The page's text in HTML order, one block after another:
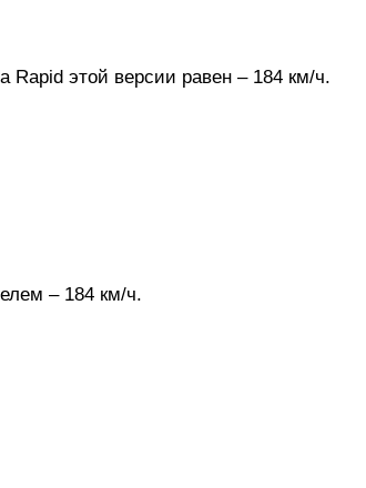
Rapid этой версии равен – 184 км/ч.
– 184 км/ч.